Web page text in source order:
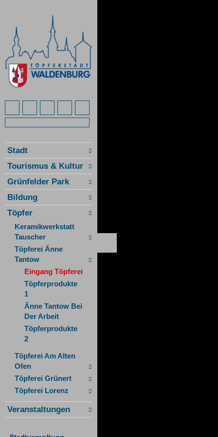
Stadt
Tourismus & Kultur
Grünfelder Park
Bildung
Töpfer
Keramikwerkstatt
Tauscher
Töpferei Änne
Tantow
Eingang Töpferei
Töpferprodukte
1
Änne Tantow Bei
Der Arbeit
Töpferprodukte
2
Töpferei Am Alten
Ofen
Töpferei Grünert
Töpferei Lorenz
Veranstaltungen